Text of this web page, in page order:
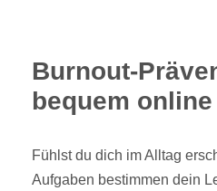
Burnout-
bequem online
Fühlst du dich im Alltag
Aufgaben bestimmen dein